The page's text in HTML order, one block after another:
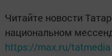
Читайте новости
национальном
https://max.ru/tatmedia